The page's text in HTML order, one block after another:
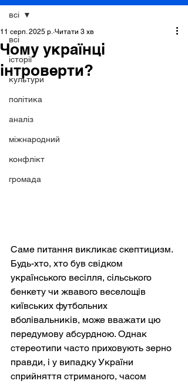
всі
історії
культури
політика
аналіз
міжнародний
конфлікт
громада
всі
Чому українці
інтроверти?
11 серп. 2025 р. Читати 3 хв
Саме питання викликає скептицизм.
Будь-хто, хто був свідком
українського весілля, сільського
бенкету чи жвавого веселощів
київських футбольних
вболівальників, може вважати цю
передумову абсурдною. Однак
стереотипи часто приховують зерно
правди, і у випадку України
сприйняття стриманого, часом